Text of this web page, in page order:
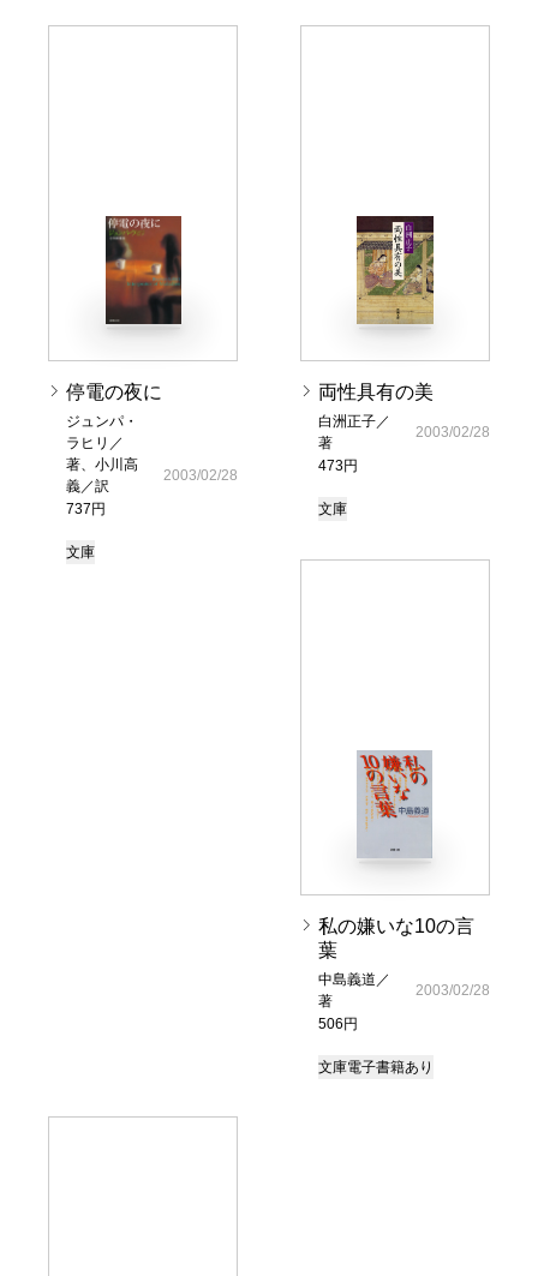
停電の夜に
ジュンパ・
ラヒリ／
著、小川高
義／訳
737円
2003/02/28
文庫
両性具有の美
白洲正子／
著
473円
2003/02/28
文庫
私の嫌いな10の言
葉
中島義道／
著
506円
2003/02/28
文庫電子書籍あり